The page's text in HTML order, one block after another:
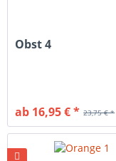
Obst 4
23,75 € *
ab 16,95 € *